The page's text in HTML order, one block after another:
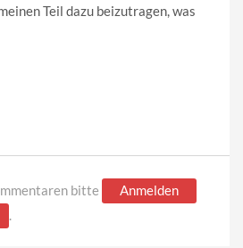
Teil dazu beizutragen, was
bitte
Anmelden
.